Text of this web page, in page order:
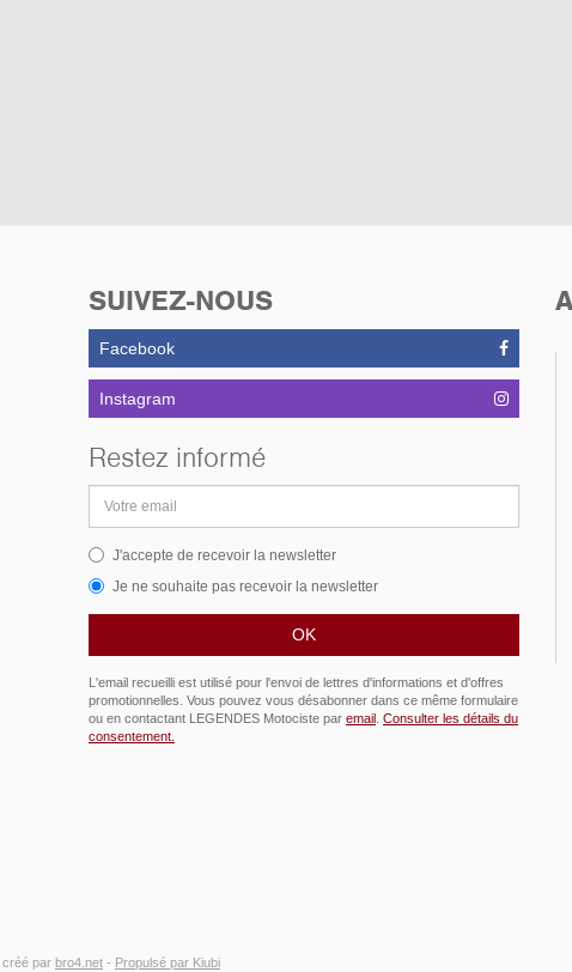
SUIVEZ-NOUS
Facebook
Instagram
Restez informé
email
J'accepte de recevoir la newsletter
Je ne souhaite pas recevoir la newsletter
L'email recueilli est utilisé pour l'envoi de lettres d'informations et d'offres
promotionnelles. Vous pouvez vous désabonner dans ce même formulaire
ou en contactant LEGENDES Motociste par email Consulter les détails du
consentement.
créé par bro4.net - Propulsé par Kiubi